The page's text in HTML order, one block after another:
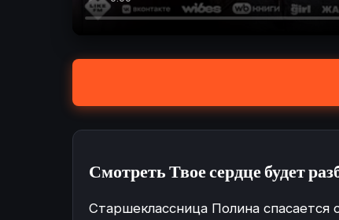
Смотреть Твое сердце будет
Старшеклассница Полина